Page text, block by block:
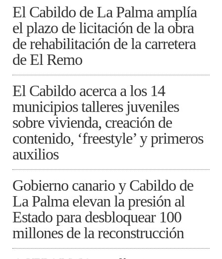
El Cabildo de La Palma amplía
el plazo de licitación de la obra
de rehabilitación de la carretera
de El Remo
El Cabildo acerca a los 14
municipios talleres juveniles
sobre vivienda, creación de
contenido, ‘freestyle’ y primeros
auxilios
Gobierno canario y Cabildo de
La Palma elevan la presión al
Estado para desbloquear 100
millones de la reconstrucción